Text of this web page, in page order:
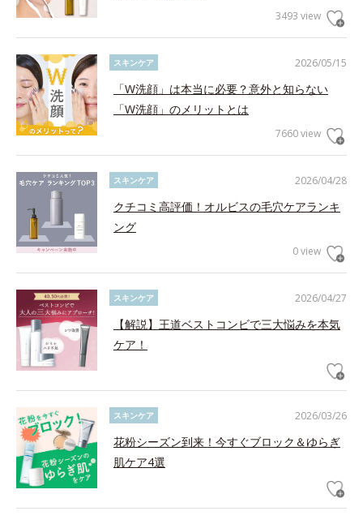
3493 view
2026/05/15
スキンケア
「W洗顔」は本当に必要？意外と知らない
「W洗顔」のメリットとは
7660 view
2026/04/28
スキンケア
クチコミ高評価！オルビスの毛穴ケアランキ
ング
0 view
2026/04/27
スキンケア
【解説】王道ベストコンビで三大悩みを本気
ケア！
2026/03/26
スキンケア
花粉シーズン到来！今すぐブロック＆ゆらぎ
肌ケア4選